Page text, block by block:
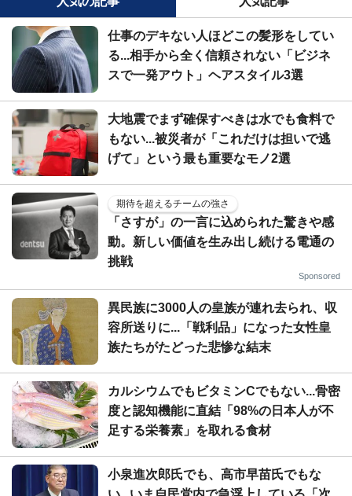
仕事のデキない人ほどこの髪形をしてい
る...相手から全く信頼されない「ビジネ
スで一発アウト」ヘアスタイル3選
大地震でまず確保すべきは水でも食料で
もない...被災者が「これだけは担いで逃
げて」という最も重要なモノ2選
期待を超えるチームの強さ
「さすが」の一言に込められた驚きや感
動。新しい価値を生み出し続ける電通の
挑戦
Sponsored
異民族に3000人の皇族が連れ去られ、収
容所送りに...「戦利品」になった女性皇
族たちがたどった悲惨な結末
カルシウムでもビタミンCでもない...骨密
度と認知機能に直結「98%の日本人が不
足する栄養素」を取れる食材
小泉進次郎氏でも、高市早苗氏でもな